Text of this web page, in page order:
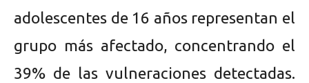
adolescentes de 16 años representan el
grupo más afectado, concentrando el
39% de las vulneraciones detectadas.